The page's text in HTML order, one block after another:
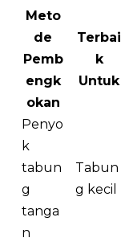
Meto
de
Pemb
engk
okan
Terbai
k
Untuk
Penyo
k
tabun
g
tanga
n
Tabun
g kecil